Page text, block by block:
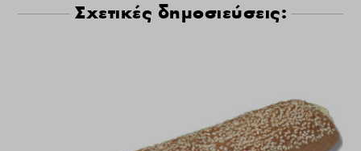
Σχετικές δημοσιεύσεις: